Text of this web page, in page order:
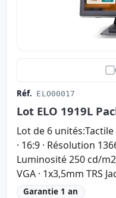
Réf. ELO00017
Lot ELO 1919L
Lot de 6
· 16:9 · Résolution
Luminosité 250 cd/m2
VGA · 1x3,5mm TRS
1xRS232 · Câble
Garantie 1 an